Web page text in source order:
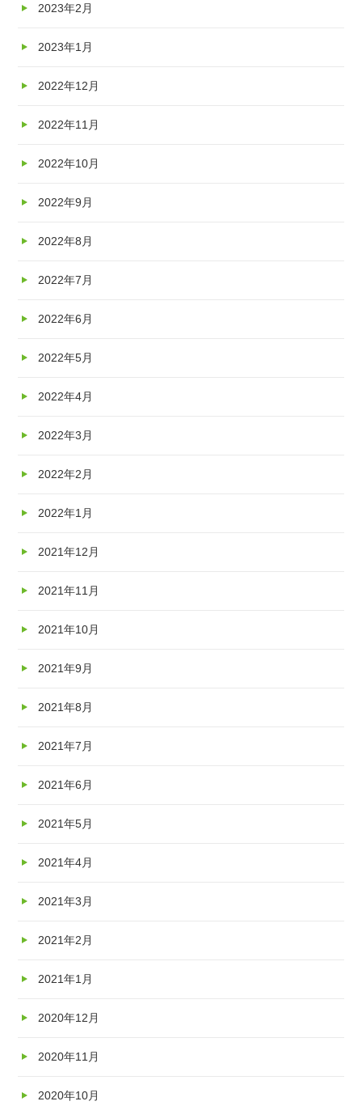
2023年2月
2023年1月
2022年12月
2022年11月
2022年10月
2022年9月
2022年8月
2022年7月
2022年6月
2022年5月
2022年4月
2022年3月
2022年2月
2022年1月
2021年12月
2021年11月
2021年10月
2021年9月
2021年8月
2021年7月
2021年6月
2021年5月
2021年4月
2021年3月
2021年2月
2021年1月
2020年12月
2020年11月
2020年10月